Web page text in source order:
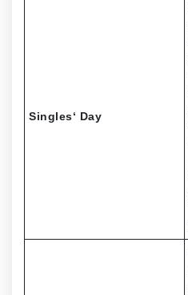
Singles‘ Day